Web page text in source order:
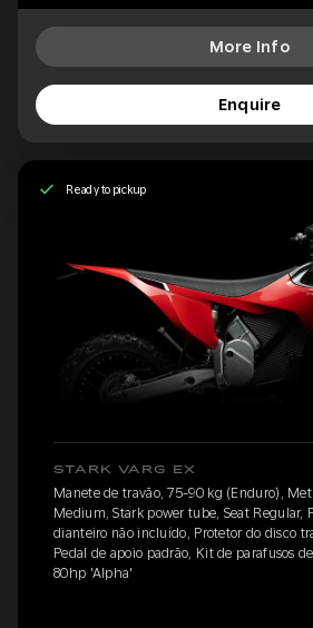
More Info
Enquire
Ready to pickup
STARK VARG EX
Manete de travão, 75-90 kg (Enduro),
Medium, Stark power tube, Seat Regular,
dianteiro não incluído, Protetor do disco
Pedal de apoio padrão, Kit de parafusos
80hp 'Alpha'